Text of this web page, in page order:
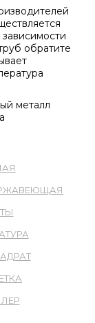
обратите
металл